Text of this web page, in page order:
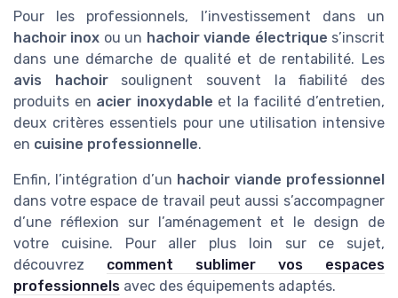
Pour les professionnels, l’investissement dans un
hachoir inox ou un hachoir viande électrique s’inscrit
dans une démarche de qualité et de rentabilité. Les
avis hachoirsoulignent souvent la fiabilité des
produits en acier inoxydable et la facilité d’entretien,
deux critères essentiels pour une utilisation intensive
en cuisine professionnelle.
Enfin, l’intégration d’un hachoir viande professionnel
dans votre espace de travail peut aussi s’accompagner
d’une réflexion sur l’aménagement et le design de
votre cuisine. Pour aller plus loin sur ce sujet,
découvrez comment sublimer vos espaces
professionnels avec des équipements adaptés.